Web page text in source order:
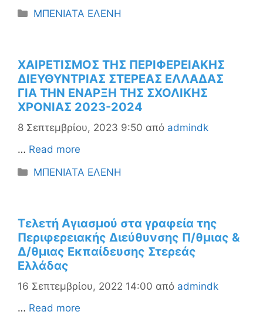
Κατηγορίες
ΜΠΕΝΙΑΤΑ ΕΛΕΝΗ
ΧΑΙΡΕΤΙΣΜΟΣ ΤΗΣ ΠΕΡΙΦΕΡΕΙΑΚΗΣ
ΔΙΕΥΘΥΝΤΡΙΑΣ ΣΤΕΡΕΑΣ ΕΛΛΑΔΑΣ
ΓΙΑ ΤΗΝ ΕΝΑΡΞΗ ΤΗΣ ΣΧΟΛΙΚΗΣ
ΧΡΟΝΙΑΣ 2023-2024
8 Σεπτεμβρίου, 2023 9:50 από admindk
… Read more
Κατηγορίες
ΜΠΕΝΙΑΤΑ ΕΛΕΝΗ
Τελετή Αγιασμού στα γραφεία της
Περιφερειακής Διεύθυνσης Π/θμιας &
Δ/θμιας Εκπαίδευσης Στερεάς
Ελλάδας
16 Σεπτεμβρίου, 2022 14:00 από admindk
… Read more